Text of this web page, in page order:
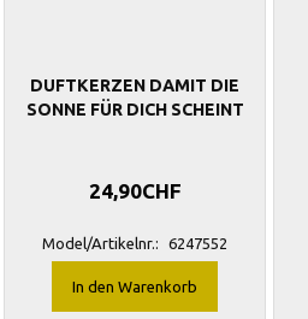
DUFTKERZEN DAMIT DIE
SONNE FÜR DICH SCHEINT
24,90CHF
Model/Artikelnr.: 6247552
In den Warenkorb